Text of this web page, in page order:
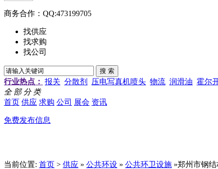
商务合作： QQ:473199705
找供应
找求购
找公司
行业热点： 报关 分散剂 压电写真机喷头 物流 润滑油 霍尔
全 部 分 类
首页 供应 求购 公司 展会 资讯
免费发布信息
当前位置: 首页 > 供应 » 公共环设 » 公共环卫设施 »郑州市钢